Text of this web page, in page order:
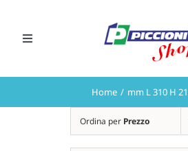
Toggle
CHIAMA ORA
Home mm L 310 H
Ordina per Prezzo